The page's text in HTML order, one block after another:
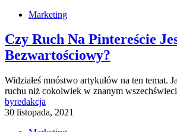
Marketing
Czy Ruch Na Pintereście
Bezwartościowy?
Widziałeś mnóstwo artykułów na ten temat.
ruchu niż cokolwiek w znanym
byredakcja
30 listopada, 2021